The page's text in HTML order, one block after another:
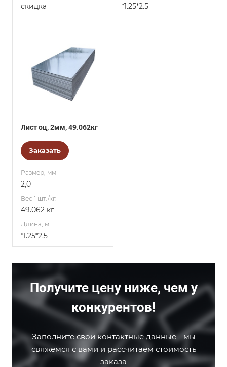
скидка *1.25*2.5
Лист оц, 2мм, 49.062кг
Заказать
Размер, мм
2,0
Вес 1 шт./кг.
49.062 кг
Длина, м
*1.25*2.5
Получите цену ниже, чем у
конкурентов!
Заполните свои контактные данные - мы
свяжемся с вами и рассчитаем стоимость
заказа